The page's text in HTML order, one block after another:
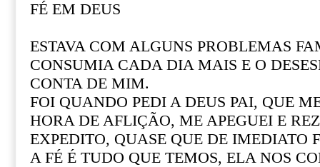
FÉ EM DEUS
ESTAVA COM ALGUNS PROBLEMAS
CONSUMIA CADA DIA MAIS E O
CONTA DE MIM.
FOI QUANDO PEDI A DEUS PAI, QUE
HORA DE AFLIÇÃO, ME APEGUEI E
EXPEDITO, QUASE QUE DE IMEDIATO
A FÉ É TUDO QUE TEMOS, ELA NOS